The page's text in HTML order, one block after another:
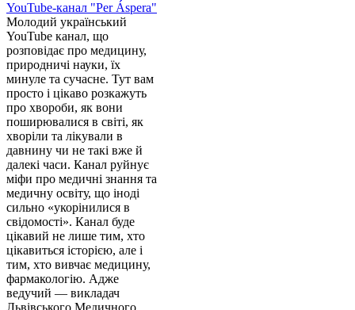
YouTube-канал "Per Áspera"
Молодий український
YouTube канал, що
розповідає про медицину,
природничі науки, їх
минуле та сучасне. Тут вам
просто і цікаво розкажуть
про хвороби, як вони
поширювалися в світі, як
хворіли та лікували в
давнину чи не такі вже й
далекі часи. Канал руйнує
міфи про медичні знання та
медичну освіту, що іноді
сильно «укорінилися в
свідомості». Канал буде
цікавий не лише тим, хто
цікавиться історією, але і
тим, хто вивчає медицину,
фармакологію. Адже
ведучий — викладач